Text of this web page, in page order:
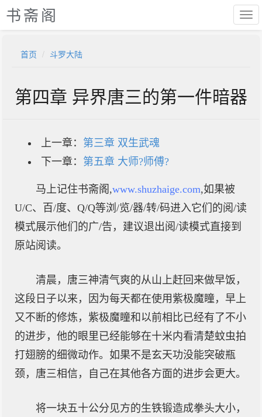
书斋阁
首页 斗罗大陆
第四章 异界唐三的第一件暗器
上一章： 第三章 双生武魂
下一章： 第五章 大师?师傅?
马上记住书斋阁,www.shuzhaige.com,如果被
U/C、百/度、Q/Q等浏/览/器/转/码进入它们的阅/读
模式展示他们的广/告，建议退出阅/读模式直接到
原站阅读。
清晨，唐三神清气爽的从山上赶回来做早饭，
这段日子以来，因为每天都在使用紫极魔瞳，早上
又不断的修炼，紫极魔瞳和以前相比已经有了不小
的进步，他的眼里已经能够在十米内看清楚蚊虫拍
打翅膀的细微动作。如果不是玄天功没能突破瓶
颈，唐三相信，自己在其他各方面的进步会更大。
将一块五十公分见方的生铁锻造成拳头大小，